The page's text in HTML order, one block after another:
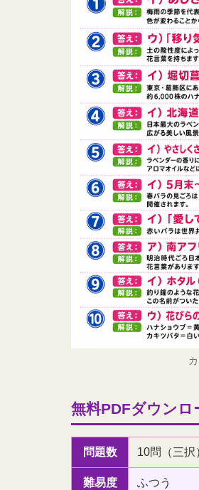
無料PDFダウンロ
問題数 10問（三択
難易度 ふつう